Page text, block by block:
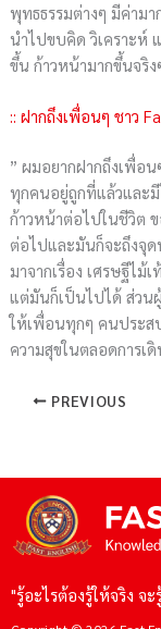
พุทธธรรมต่างๆ มีค่าม
นำไปขบคิด วิเคราะห์
ขึ้น ก้าวหน้ามากขึ้นจริง
:: ฝากถึงเพื่อนๆ ชาว
” ผมอยากฝากถึงเพื่อ
ทุกคนอยู่ถูกที่แล้วและมี
ก้าวหน้าต่อไปในชีวิต
ต่อไปและมันก็จะถึงจุด
มาจากเรื่อง เศรษฐีไม้
แต่มันก็เป็นไปได้ ส่วน
ให้เพื่อนทุกๆ คนประส
ความสุขในตลอดการเ
PREVIOUS
"รู้อะไรต้องรู้ให้จริง จ